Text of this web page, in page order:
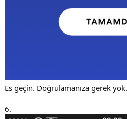
Es geçin. Doğrulamanıza gerek yok.
6.